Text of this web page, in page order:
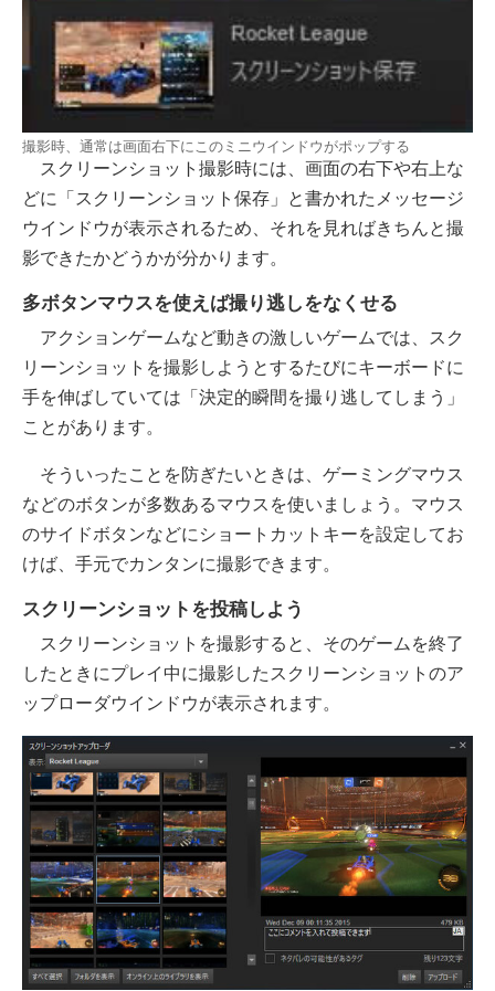
撮影時、通常は画面右下にこのミニウインドウがポップする
スクリーンショット撮影時には、画面の右下や右上な
どに「スクリーンショット保存」と書かれたメッセージ
ウインドウが表示されるため、それを見ればきちんと撮
影できたかどうかが分かります。
多ボタンマウスを使えば撮り逃しをなくせる
アクションゲームなど動きの激しいゲームでは、スク
リーンショットを撮影しようとするたびにキーボードに
手を伸ばしていては「決定的瞬間を撮り逃してしまう」
ことがあります。
そういったことを防ぎたいときは、ゲーミングマウス
などのボタンが多数あるマウスを使いましょう。マウス
のサイドボタンなどにショートカットキーを設定してお
けば、手元でカンタンに撮影できます。
スクリーンショットを投稿しよう
スクリーンショットを撮影すると、そのゲームを終了
したときにプレイ中に撮影したスクリーンショットのア
ップローダウインドウが表示されます。